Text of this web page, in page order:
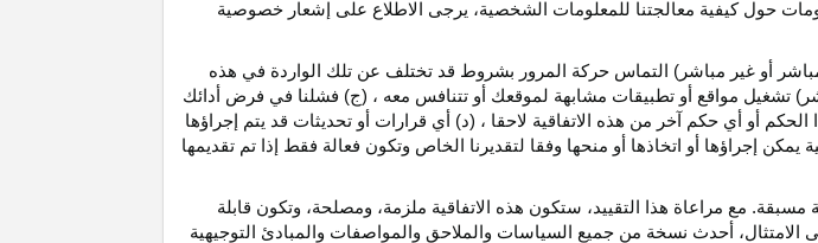
حول كيفية معالجتنا للمعلومات الشخصية، يرجى الاطلاع على إشعار خصوصية
أو غير مباشر) التماس حركة المرور بشروط قد تختلف عن تلك الواردة في هذه
تشغيل مواقع أو تطبيقات مشابهة لموقعك أو تتنافس معه ، (ج) فشلنا في فرض أدائك
أو أي حكم آخر من هذه الاتفاقية لاحقا ، (د) أي قرارات أو تحديثات قد يتم إجراؤها
إجراؤها أو اتخاذها أو منحها وفقا لتقديرنا الخاص وتكون فعالة فقط إذا تم تقديمها
مع مراعاة هذا التقييد، ستكون هذه الاتفاقية ملزمة، ومصلحة، وتكون قابلة
الامتثال، أحدث نسخة من جميع السياسات والملاحق والمواصفات والمبادئ التوجيهية